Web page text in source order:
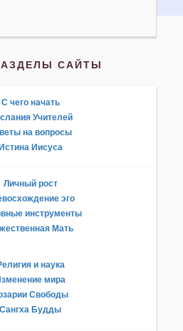
САЙТЫ
С чего начать
Учителей
на вопросы
Иисуса
Личный рост
эго
инструменты
Мать
и наука
мира
Свободы
Сангха Будды